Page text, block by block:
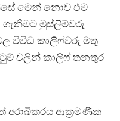
මෙන් නොව එම
මුස්ලිම්වරු
විවිධ කාලිෆ්වරු මතු
වලින් කාලිෆ් තනතුර
අරාබිකරය ආක්‍රමණික